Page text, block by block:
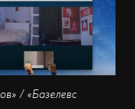
/ «Базелевс